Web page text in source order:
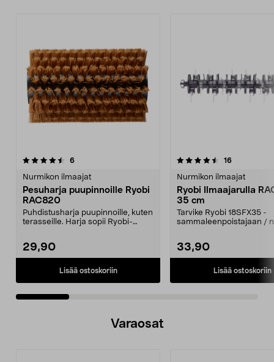
6arvostelut
Nurmikon ilmaajat
Pesuharja puupinnoille Ryobi
RAC820
Puhdistusharja puupinnoille, kuten
terasseille. Harja sopii Ryobi-
29,90
Lisää ostoskoriin
4.5 viidestä
16arvostelut
Nurmikon ilmaajat
Ryobi Ilmaajarulla
35 cm
Tarvike Ryobi 18SFX35 -
sammaleenpoistajaan /
33,90
Lisää ostoskoriin
5.0 viidestä
Varaosat